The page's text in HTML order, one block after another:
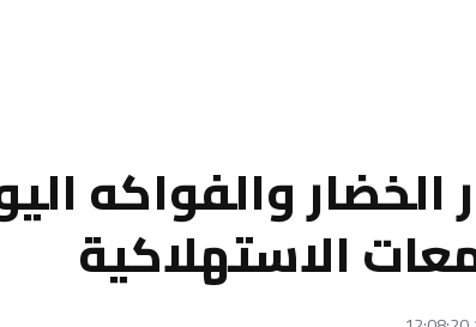
الخضار والفواكه
الاستهلاكية